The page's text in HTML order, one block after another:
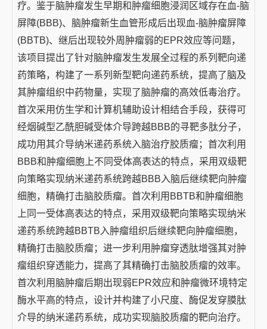
疗。鉴于脑肿瘤发生早期和肿瘤细胞浸润区域存在血-脑
屏障(BBB)、脑肿瘤新生血管形成后出现血-脑肿瘤屏障
(BBTB)、继后出现较外周肿瘤弱的EPR效应等问题，
该项目提出了针对脑肿瘤发生发展全过程的系列靶向递
药策略，构建了一系列新型靶向递药系统，提高了脑及
其肿瘤组织中药物量，实现了脑肿瘤的高效低毒治疗。
首次采用仿生学和计算机辅助设计相结合手段，获得可
经烟碱型乙酰胆碱受体介导跨越BBB的寻靶多肽分子，
成功用其介导纳米递药系统入脑治疗胶质瘤；首次利用
BBB和肿瘤细胞上不同受体高表达的特点，采用双级靶
向策略实现纳米递药系统跨越BBB入脑后继续靶向肿瘤
细胞，精确打击脑胶质瘤。首次利用BBTB和肿瘤细胞
上同一受体高表达的特点，采用双级靶向策略实现纳米
递药系统跨越BBTB入肿瘤组织后继续靶向肿瘤细胞，
精确打击脑胶质瘤；进一步利用肿瘤穿透肽增强其对肿
瘤组织穿透能力，提高了其精确打击脑胶质瘤的效率。
首次利用脑肿瘤后期出现弱EPR效应和肿瘤微环境特定
酶水平高的特点，设计并构建了小尺度、酶促发穿膜肽
介导的纳米递药系统，成功实现脑胶质瘤的靶向治疗。